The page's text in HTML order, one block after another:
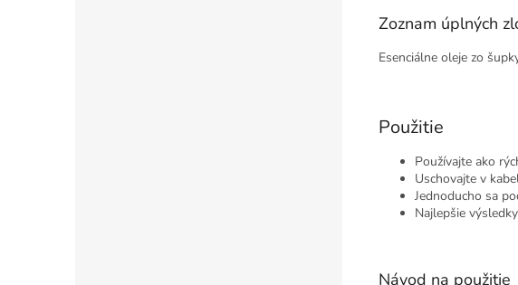
Zoznam úplných
Esenciálne oleje zo
Použitie
Používajte ako
Uschovajte v
Jednoducho sa
Najlepšie
Návod na použitie